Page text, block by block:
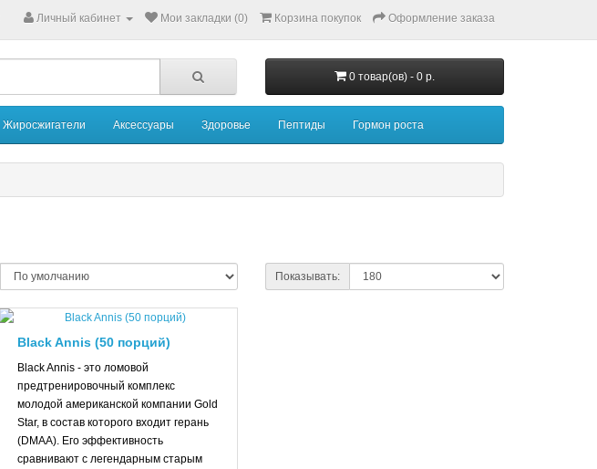
Личный кабинет Мои закладки (0) Корзина покупок Оформление заказа
0 товар(ов) - 0 р.
Жиросжигатели Аксессуары Здоровье Пептиды Гормон роста
Показывать:
Black Annis (50 порций)
Black Annis - это ломовой
предтренировочный комплекс
молодой американской компании Gold
Star, в состав которого входит герань
(DMAA). Его эффективность
сравнивают с легендарным старым